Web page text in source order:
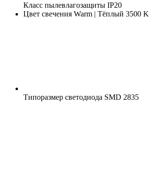
Класс пылевлагозащиты IP20
Цвет свечения Warm | Тёплый 3500 K
Типоразмер светодиода SMD 2835